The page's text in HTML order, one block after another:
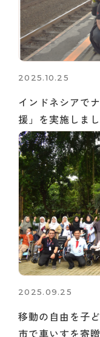
2025.10.25
インドネシアで
援」を実施しま
2025.09.25
移動の自由を子
市で車いすを寄